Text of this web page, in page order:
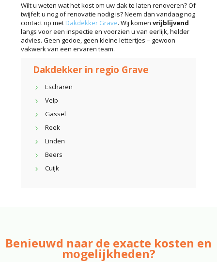
Wilt u weten wat het kost om uw dak te laten renoveren? Of
twijfelt u nog of renovatie nodig is? Neem dan vandaag nog
contact op met Dakdekker Grave. Wij komen vrijblijvend
langs voor een inspectie en voorzien u van eerlijk, helder
advies. Geen gedoe, geen kleine lettertjes – gewoon
vakwerk van een ervaren team.
Dakdekker in regio Grave
Escharen
Velp
Gassel
Reek
Linden
Beers
Cuijk
Benieuwd naar de exacte kosten en
mogelijkheden?